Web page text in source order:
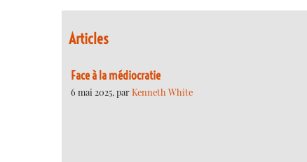
Articles
Face à la médiocratie
6 mai 2025, parKenneth White